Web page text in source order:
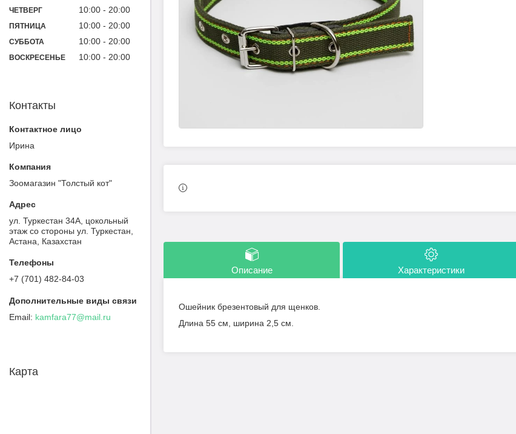
Описание Характеристики
Ошейник брезентовый для щенков.
Длина 55 см, ширина 2,5 см.
ЧЕТВЕРГ 10:00 20:00
ПЯТНИЦА 10:00 20:00
СУББОТА 10:00 20:00
ВОСКРЕСЕНЬЕ 10:00 20:00
Контакты
Ирина
Зоомагазин "Толстый кот"
ул. Туркестан 34А, цокольный
этаж со стороны ул. Туркестан,
Астана, Казахстан
+7 (701) 482-84-03
kamfara77@mail.ru
Карта